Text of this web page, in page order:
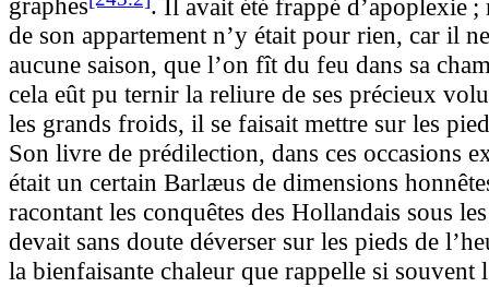
graphes
. Il avait été frappé d’apoplexie ;
de son appartement n’y était pour rien, car il
aucune saison, que l’on fît du feu dans sa
cela eût pu ternir la reliure de ses précieux
les grands froids, il se faisait mettre sur les
Son livre de prédilection, dans ces occasions
était un certain Barlæus de dimensions
racontant les conquêtes des Hollandais sous
devait sans doute déverser sur les pieds de
la bienfaisante chaleur que rappelle si souvent